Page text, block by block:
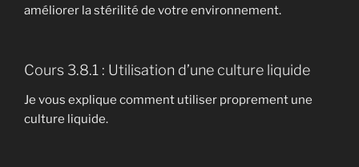
améliorer la stérilité de votre environnement.
Cours 3.8.1 : Utilisation d’une culture liquide
Je vous explique comment utiliser proprement une
culture liquide.